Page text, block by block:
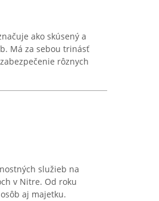
ako skúsený a
Má za sebou trinásť
rôznych
služieb na
v Nitre. Od roku
aj majetku.